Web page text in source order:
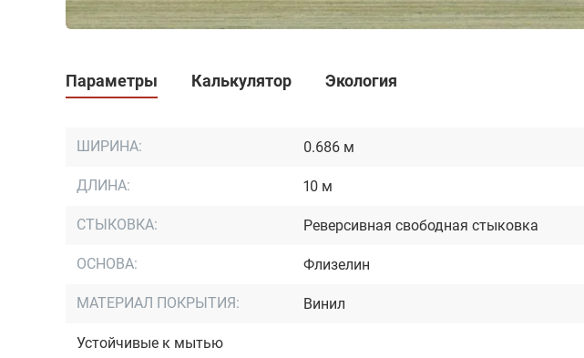
Параметры Калькулятор Экология
ШИРИНА: 0.686 м
ДЛИНА: 10 м
СТЫКОВКА: Реверсивная свободная стыковка
ОСНОВА: Флизелин
МАТЕРИАЛ ПОКРЫТИЯ: Винил
Устойчивые к мытью